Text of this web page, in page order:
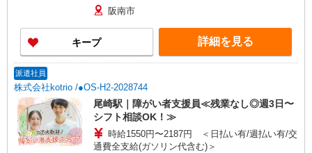
阪南市
キープ 詳細を見る
派遣社員
株式会社kotrio /●OS-H2-2028744
尾崎駅｜障がい者支援員≪残業なし◎週3日〜
シフト相談OK！≫
時給1550円〜2187円 ＜日払い有/週払い有/交
通費全支給(ガソリン代含む)＞